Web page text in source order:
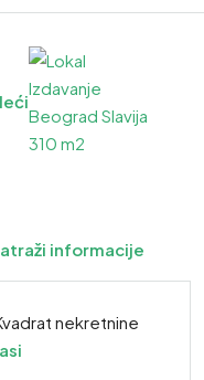
informacije
nekretnine